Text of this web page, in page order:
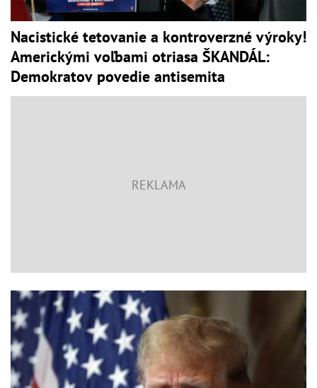
Nacistické tetovanie a kontroverzné výroky!
Americkými voľbami otriasa ŠKANDÁL:
Demokratov povedie antisemita